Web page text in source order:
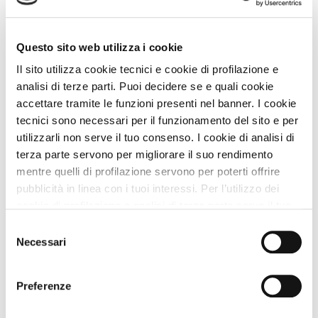
Questo sito web utilizza i cookie
Il sito utilizza cookie tecnici e cookie di profilazione e
analisi di terze parti. Puoi decidere se e quali cookie
accettare tramite le funzioni presenti nel banner. I cookie
tecnici sono necessari per il funzionamento del sito e per
utilizzarli non serve il tuo consenso. I cookie di analisi di
terza parte servono per migliorare il suo rendimento
mentre quelli di profilazione servono per poterti offrire
pubblicità in linea con i tuoi interessi. Per l’utilizzo dei
senza accettare” verranno installati solo i cookie tecnici.
Cliccando il pulsante “Accetta tutto” acconsenti all’utilizzo
di tutti i cookie. Cliccando il pulsante “mostra dettagli”
troverai le varie categorie di cookie e potrai accettare o
delNecessari
Preferenze
Dog On Cruises: crociere in catamarano a 4
Piombino e la terrazza sul mare con il cane11 Km
Vacanze in Toscana con il cane: visitare il parco
archeologico di Baratti e Populonia15 Km
Santuario delle Farfalle all’Isola d’Elba con il cane
21 Km
Vedi tutti
Costa degli Etruschi Spiagge Dog-Friendly e Borghi
Vedi tutti